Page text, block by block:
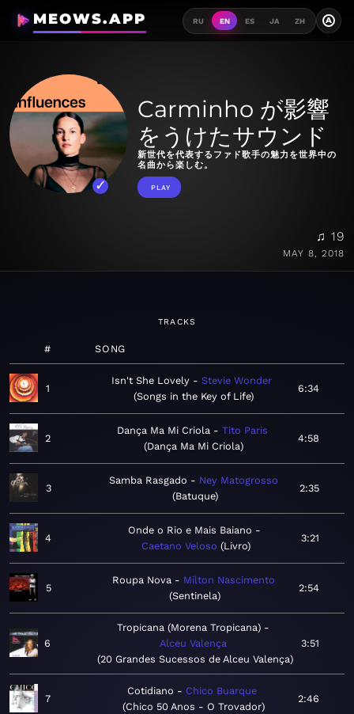
MEOWS.APP RU EN ES JA ZH A
Carminho が影響
をうけたサウンド
新世代を代表するファド歌手の魅力を世界中の
名曲から楽しむ。
PLAY
♫ 19
MAY 8, 2018
TRACKS
# SONG
1
Isn't She Lovely
Stevie Wonder
Songs in the Key of Life
6:34
2
Dança Ma Mi Criola
Tito Paris
Dança Ma Mi Criola
4:58
3
Samba Rasgado
Ney Matogrosso
Batuque
2:35
4
Onde o Rio e Mais Baiano
Caetano Veloso Livro
3:21
5
Roupa Nova
Milton Nascimento
Sentinela
2:54
6
Tropicana (Morena Tropicana)
Alceu Valença
20 Grandes Sucessos de Alceu Valença
3:51
7
Cotidiano
Chico Buarque
Chico 50 Anos - O Trovador
2:46